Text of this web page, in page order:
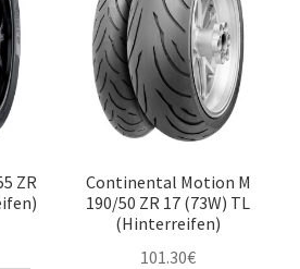
ZR
Continental Motion M
190/50 ZR 17 (73W) TL
(Hinterreifen)
101.30€